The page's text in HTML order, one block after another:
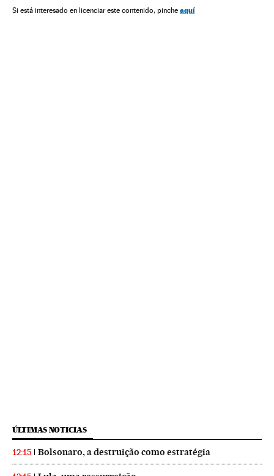
Si está interesado en licenciar este contenido, pinche aquí
ÚLTIMAS NOTICIAS
12:15 Bolsonaro, a destruição como estratégia